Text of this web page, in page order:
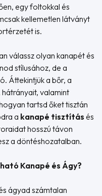
egy foltokkal és
kellemetlen látványt
is.
válassz olyan kanapét és
stílusához, de a
Áttekintjük a bőr, a
valamint
tartsd őket tisztán
a kanapé tisztítás és
hosszú távon
a döntéshozatalban.
Kanapé és Ágy?
ágyad számtalan